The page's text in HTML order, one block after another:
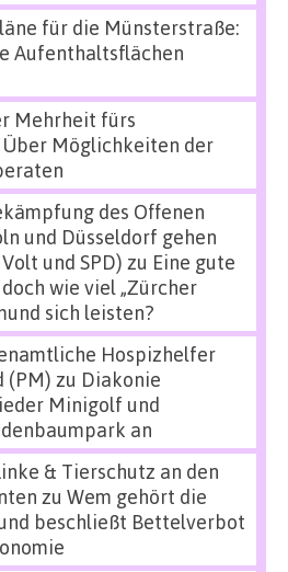
für die Münsterstraße:
Aufenthaltsflächen
Mehrheit fürs
Möglichkeiten der
des Offenen
und Düsseldorf gehen
und SPD) zu Eine gute
wie viel „Zürcher
sich leisten?
Hospizhelfer
(PM) zu Diakonie
Minigolf und
an
& Tierschutz an den
zu Wem gehört die
beschließt Bettelverbot